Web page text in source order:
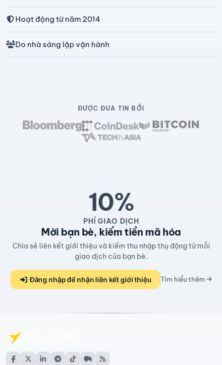
Hoạt động từ năm 2014
Do nhà sáng lập vận hành
ĐƯỢC ĐƯA TIN BỞI
10%
PHÍ GIAO DỊCH
Mời bạn bè, kiếm tiền mã hóa
Chia sẻ liên kết giới thiệu và kiếm thu nhập thụ động từ mỗi
giao dịch của bạn bè.
Đăng nhập để nhận liên kết giới thiệu Tìm hiểu thêm